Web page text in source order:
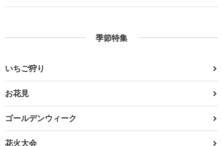
季節特集
いちご狩り
お花見
ゴールデンウィーク
花火大会